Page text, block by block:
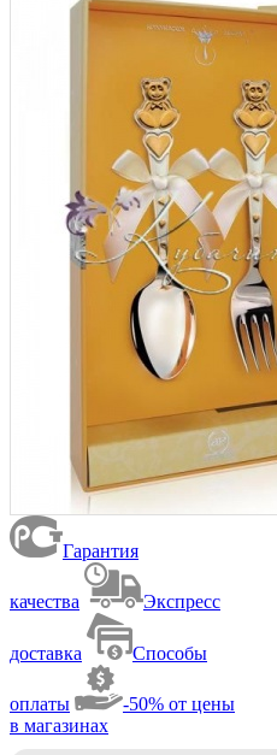
Гарантия
качества Экспресс
доставка Способы
оплаты
-50% от цены
в магазинах